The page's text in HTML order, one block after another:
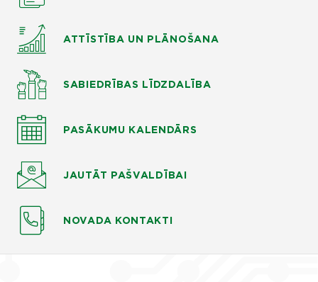
ATTĪSTĪBA UN PLĀNOŠANA
SABIEDRĪBAS LĪDZDALĪBA
PASĀKUMU KALENDĀRS
JAUTĀT PAŠVALDĪBAI
NOVADA KONTAKTI